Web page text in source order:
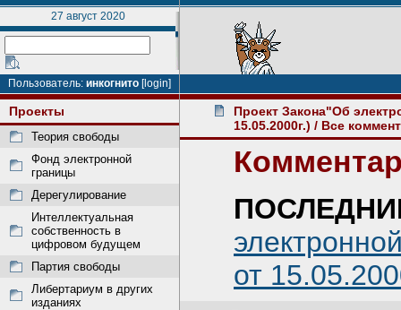
27 август 2020
Пользователь: инкогнито [login]
Проекты
Теория свободы
Фонд электронной
границы
Дерегулирование
Интеллектуальная
собственность в
цифровом будущем
Партия свободы
Либертариум в других
изданиях
Проект Закона"Об
15.05.2000г.) / Все
от